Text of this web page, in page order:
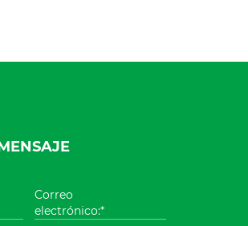
Correo
electrónico:*